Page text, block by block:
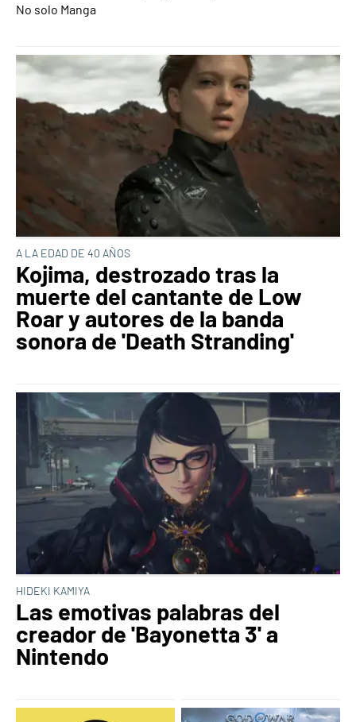
No solo Manga
A LA EDAD DE 40 AÑOS
Kojima, destrozado tras la
muerte del cantante de Low
Roar y autores de la banda
sonora de 'Death Stranding'
HIDEKI KAMIYA
Las emotivas palabras del
creador de 'Bayonetta 3' a
Nintendo